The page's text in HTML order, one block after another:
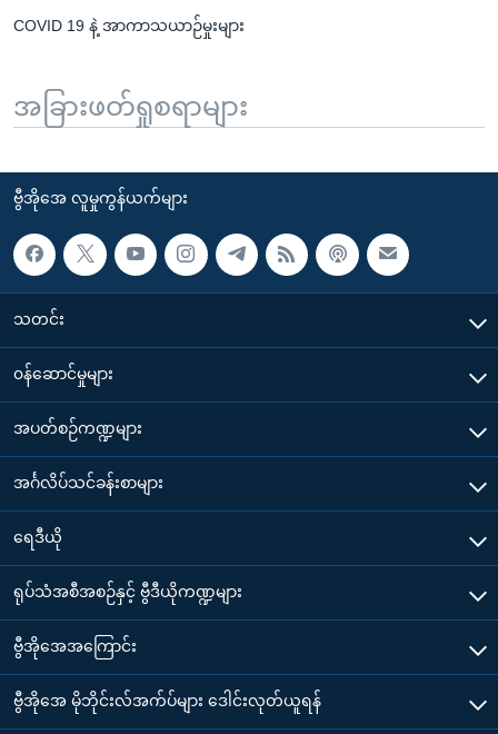
COVID 19 နဲ့ အာကာသယာဉ်မှုးများ
အခြားဖတ်ရှုစရာများ
ဗွီအိုအေ လူမှုကွန်ယက်များ
သတင်း
၀န်ဆောင်မှုများ
အပတ်စဉ်ကဏ္ဍများ
အင်္ဂလိပ်သင်ခန်းစာများ
ရေဒီယို
ရုပ်သံအစီအစဉ်နှင့် ဗွီဒီယိုကဏ္ဍများ
ဗွီအိုအေအကြောင်း
ဗွီအိုအေ မိုဘိုင်းလ်အက်ပ်များ ဒေါင်းလုတ်ယူရန်